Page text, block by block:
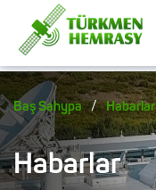
Baş Sahypa / Habarlar
Habarlar